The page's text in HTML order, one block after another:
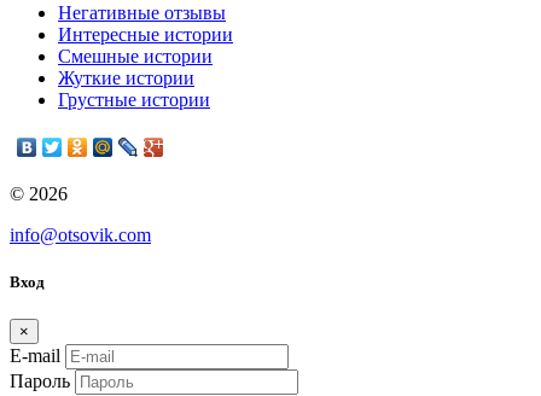
Негативные отзывы
Интересные истории
Смешные истории
Жуткие истории
Грустные истории
© 2026
info@otsovik.com
Вход
×
E-mail
Пароль